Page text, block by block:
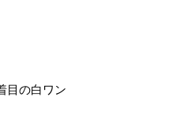
目の白ワン